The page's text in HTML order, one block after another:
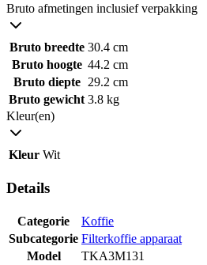
Bruto afmetingen inclusief verpakking
Bruto breedte 30.4 cm
Bruto hoogte 44.2 cm
Bruto diepte
29.2 cm
Bruto gewicht 3.8 kg
Kleur(en)
Kleur Wit
Details
Categorie
Koffie
Subcategorie Filterkoffie apparaat
Model
TKA3M131